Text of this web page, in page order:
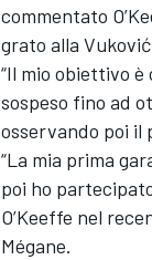
commentato
grato alla
“Il mio obiettivo
sospeso fino ad
osservando poi il
“La mia prima
poi ho
O’Keeffe nel
Mégane.